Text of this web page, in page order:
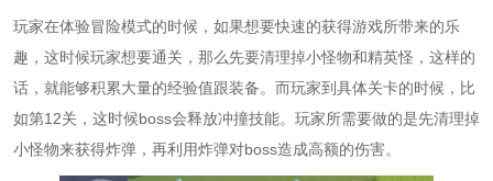
玩家在体验冒险模式的时候，如果想要快速的获得游戏所带来的乐
趣，这时候玩家想要通关，那么先要清理掉小怪物和精英怪，这样的
话，就能够积累大量的经验值跟装备。而玩家到具体关卡的时候，比
如第12关，这时候boss会释放冲撞技能。玩家所需要做的是先清理掉
小怪物来获得炸弹，再利用炸弹对boss造成高额的伤害。